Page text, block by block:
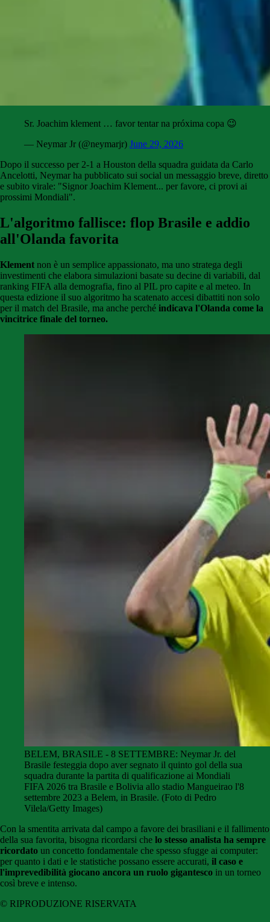
Sr. Joachim klement … favor tentar na próxima copa 😉
— Neymar Jr (@neymarjr) June 29, 2026
Dopo il successo per 2-1 a Houston della squadra guidata da Carlo
Ancelotti, Neymar ha pubblicato sui social un messaggio breve, diretto
e subito virale: "Signor Joachim Klement... per favore, ci provi ai
prossimi Mondiali".
L'algoritmo fallisce: flop Brasile e addio
all'Olanda favorita
Klement non è un semplice appassionato, ma uno stratega degli
investimenti che elabora simulazioni basate su decine di variabili, dal
ranking FIFA alla demografia, fino al PIL pro capite e al meteo. In
questa edizione il suo algoritmo ha scatenato accesi dibattiti non solo
per il match del Brasile, ma anche perché indicava l'Olanda come la
vincitrice finale del torneo.
BELEM, BRASILE - 8 SETTEMBRE: Neymar Jr. del
Brasile festeggia dopo aver segnato il quinto gol della sua
squadra durante la partita di qualificazione ai Mondiali
FIFA 2026 tra Brasile e Bolivia allo stadio Mangueirao l'8
settembre 2023 a Belem, in Brasile. (Foto di Pedro
Vilela/Getty Images)
Con la smentita arrivata dal campo a favore dei brasiliani e il fallimento
della sua favorita, bisogna ricordarsi che lo stesso analista ha sempre
ricordato un concetto fondamentale che spesso sfugge ai computer:
per quanto i dati e le statistiche possano essere accurati, il caso e
l'imprevedibilità giocano ancora un ruolo gigantesco in un torneo
così breve e intenso.
© RIPRODUZIONE RISERVATA